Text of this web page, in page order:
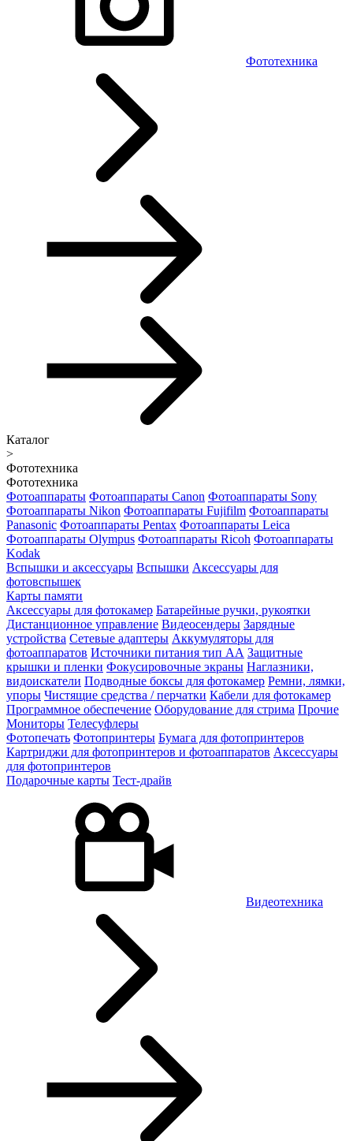
Фототехника
Каталог
>
Фототехника
Фототехника
Фотоаппараты Фотоаппараты Canon Фотоаппараты Sony
Фотоаппараты Nikon Фотоаппараты Fujifilm Фотоаппараты
Panasonic Фотоаппараты Pentax Фотоаппараты Leica
Фотоаппараты Olympus Фотоаппараты Ricoh Фотоаппараты
Kodak
Вспышки и аксессуары Вспышки Аксессуары для
фотовспышек
Карты памяти
Аксессуары для фотокамер Батарейные ручки, рукоятки
Дистанционное управление Видеосендеры Зарядные
устройства Сетевые адаптеры Аккумуляторы для
фотоаппаратов Источники питания тип АА Защитные
крышки и пленки Фокусировочные экраны Наглазники,
видоискатели Подводные боксы для фотокамер Ремни, лямки,
упоры Чистящие средства / перчатки Кабели для фотокамер
Программное обеспечение Оборудование для стрима Прочие
Мониторы Телесуфлеры
Фотопечать Фотопринтеры Бумага для фотопринтеров
Картриджи для фотопринтеров и фотоаппаратов Аксессуары
для фотопринтеров
Подарочные карты Тест-драйв
Видеотехника